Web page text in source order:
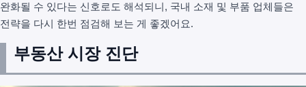
완화될 수 있다는 신호로도 해석되니, 국내 소재 및 부품 업체들은
전략을 다시 한번 점검해 보는 게 좋겠어요.
부동산 시장 진단